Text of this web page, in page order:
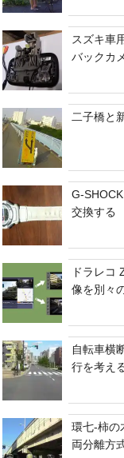
スズキ車
バックカ
二子橋と
G-
交換する
ドラレコ
像を別々
自転車横
行を考え
環七-柿の
両分離方